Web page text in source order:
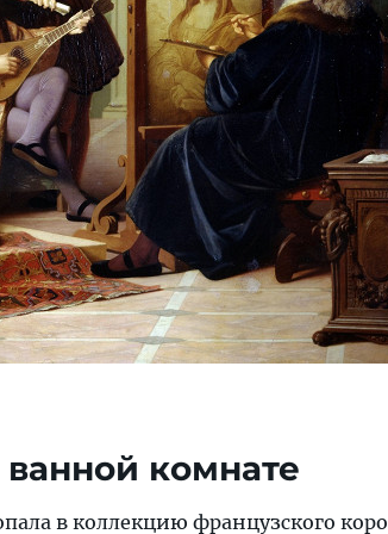
комнате
в коллекцию французского